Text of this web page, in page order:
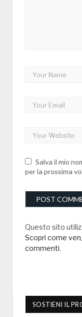
Salva il mio
per la prossima
Questo sito
Scopri come
commenti.
SOSTIENI IL